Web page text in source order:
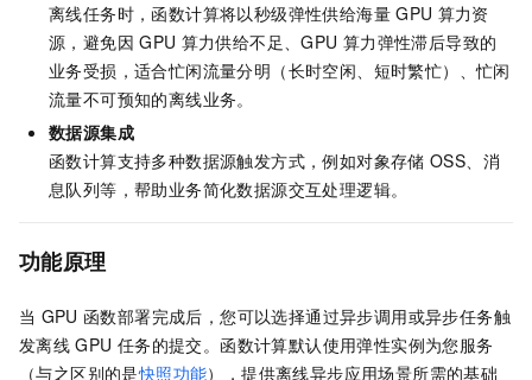
离线任务时，函数计算将以秒级弹性供给海量 GPU 算力资
源，避免因 GPU 算力供给不足、GPU 算力弹性滞后导致的
业务受损，适合忙闲流量分明（长时空闲、短时繁忙）、忙闲
流量不可预知的离线业务。
数据源集成
函数计算支持多种数据源触发方式，例如对象存储 OSS、消
息队列等，帮助业务简化数据源交互处理逻辑。
功能原理
当 GPU 函数部署完成后，您可以选择通过异步调用或异步任务触
发离线 GPU 任务的提交。函数计算默认使用弹性实例为您服务
（与之区别的是快照功能），提供离线异步应用场景所需的基础